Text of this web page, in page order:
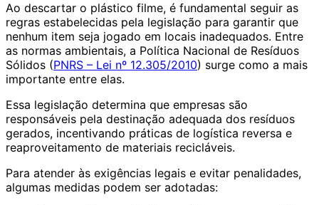
Ao descartar o plástico filme, é fundamental seguir as
regras estabelecidas pela legislação para garantir que
nenhum item seja jogado em locais inadequados. Entre
as normas ambientais, a Política Nacional de Resíduos
Sólidos (PNRS – Lei nº 12.305/2010) surge como a mais
importante entre elas.
Essa legislação determina que empresas são
responsáveis pela destinação adequada dos resíduos
gerados, incentivando práticas de logística reversa e
reaproveitamento de materiais recicláveis.
Para atender às exigências legais e evitar penalidades,
algumas medidas podem ser adotadas: